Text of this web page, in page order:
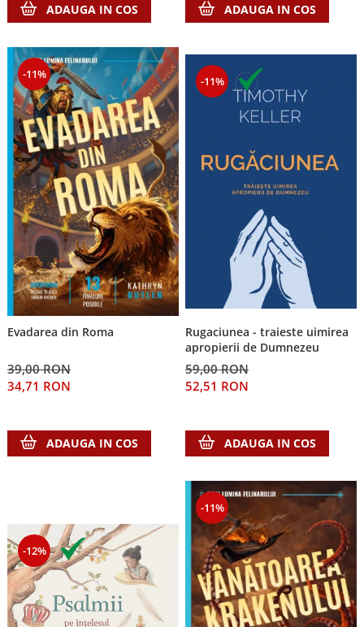
ADAUGA IN COS ADAUGA IN COS
-11%
Evadarea din Roma
39,00 RON
34,71 RON
ADAUGA IN COS
-11%
Rugaciunea - traieste uimirea
apropierii de Dumnezeu
59,00 RON
52,51 RON
ADAUGA IN COS
-12%
-11%